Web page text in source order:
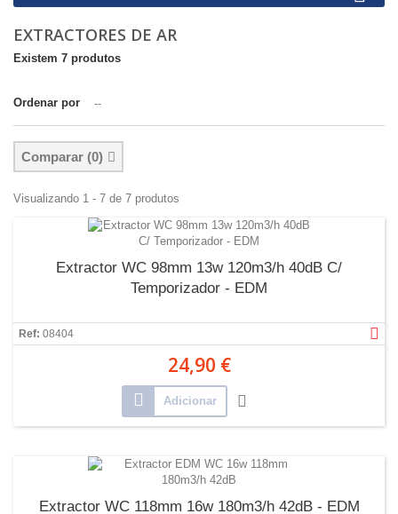
EXTRACTORES DE AR
Existem 7 produtos
Ordenar por --
Comparar (0)
Visualizando 1 - 7 de 7 produtos
Extractor WC 98mm 13w 120m3/h 40dB C/
Temporizador - EDM
Ref: 08404
24,90 €
Adicionar
Extractor WC 118mm 16w 180m3/h 42dB - EDM